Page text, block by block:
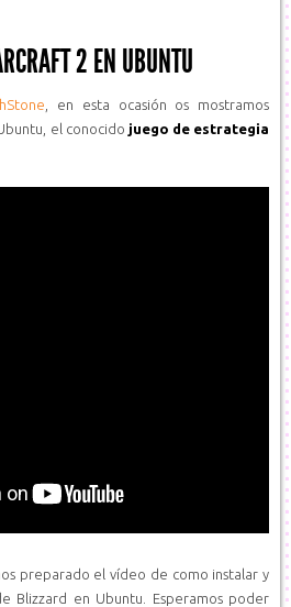
2 EN UBUNTU
, en esta ocasión os mostramos
el conocido juego de estrategia
preparado el vídeo de como instalar y
Blizzard en Ubuntu. Esperamos poder